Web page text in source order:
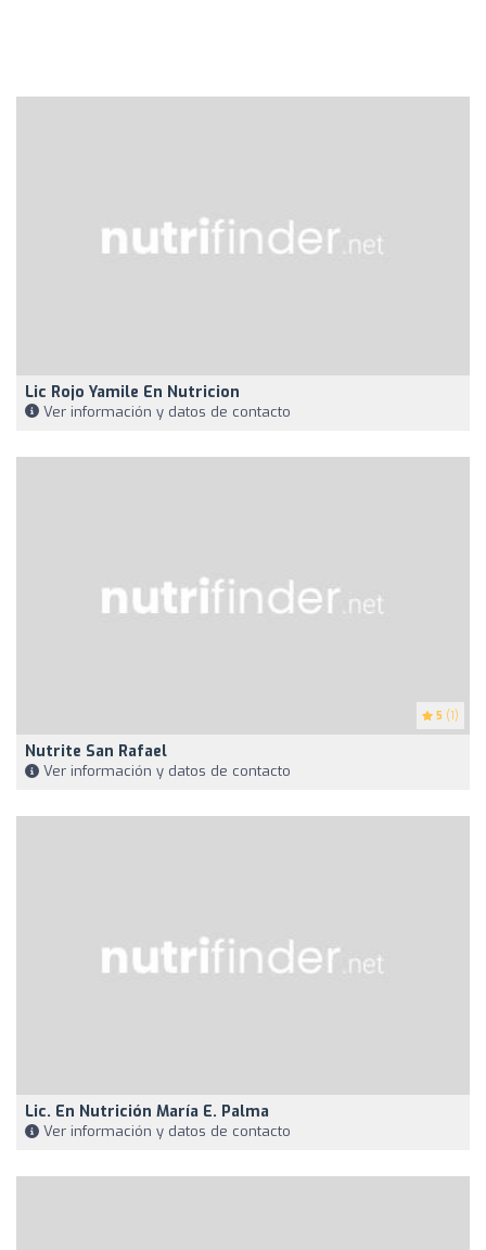
Lic Rojo Yamile En Nutricion
Ver información y datos de contacto
5 (1)
Nutrite San Rafael
Ver información y datos de contacto
Lic. En Nutrición María E. Palma
Ver información y datos de contacto